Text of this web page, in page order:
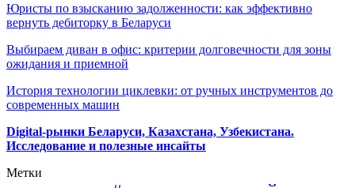
Юристы по взысканию задолженности: как эффективно
вернуть дебиторку в Беларуси
Выбираем диван в офис: критерии долговечности для зоны
ожидания и приемной
История технологии циклевки: от ручных инструментов до
современных машин
Digital-рынки Беларуси, Казахстана, Узбекистана.
Исследование и полезные инсайты
Метки